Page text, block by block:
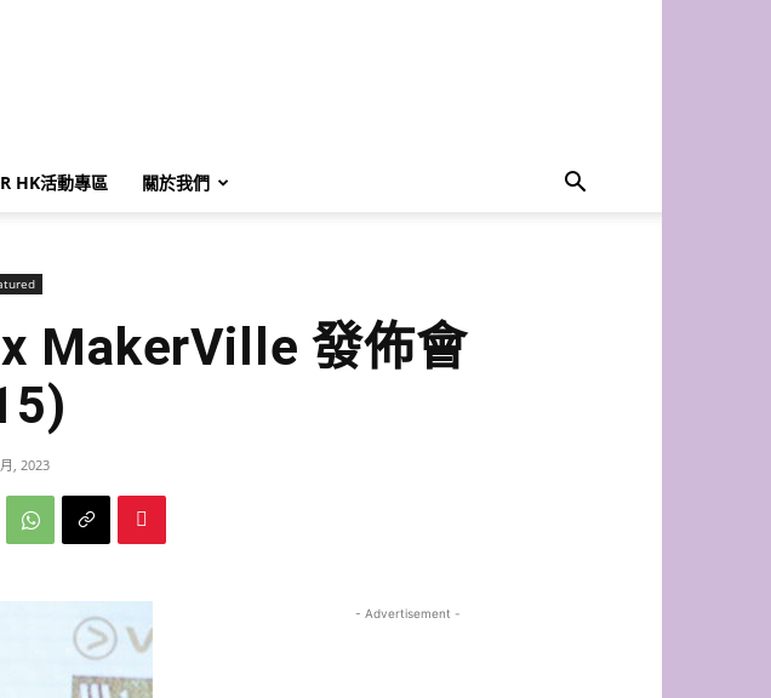
HK活動專區 關於我們
MakerVille 發佈會
, 2023
- Advertisement -